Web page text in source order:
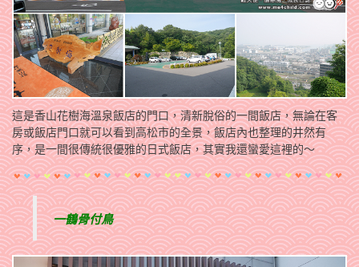
這是香山花樹海溫泉飯店的門口，清新脫俗的一間飯店，無論在客
房或飯店門口就可以看到高松市的全景，飯店內也整理的井然有
序，是一間很傳統很優雅的日式飯店，其實我還蠻愛這裡的～
一鶴骨付鳥